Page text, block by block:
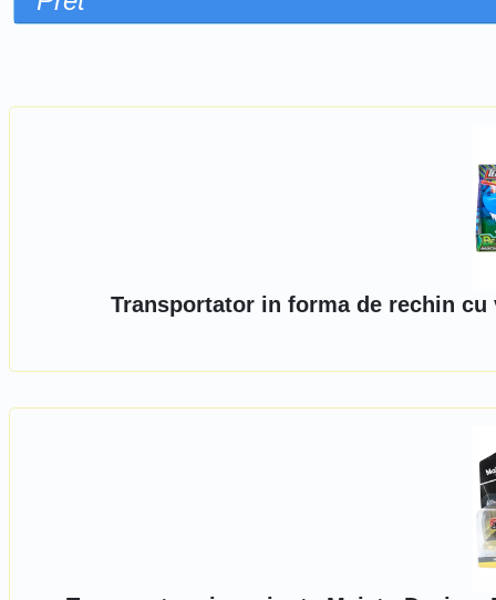
Transportator in forma de rechin